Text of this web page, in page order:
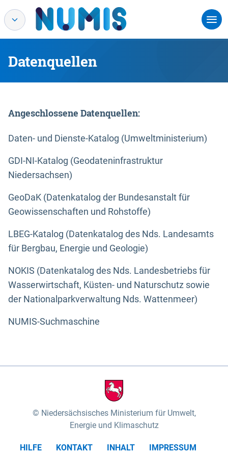
Datenquellen
Angeschlossene Datenquellen:
Daten- und Dienste-Katalog (Umweltministerium)
GDI-NI-Katalog (Geodateninfrastruktur
Niedersachsen)
GeoDaK (Datenkatalog der Bundesanstalt für
Geowissenschaften und Rohstoffe)
LBEG-Katalog (Datenkatalog des Nds. Landesamts
für Bergbau, Energie und Geologie)
NOKIS (Datenkatalog des Nds. Landesbetriebs für
Wasserwirtschaft, Küsten- und Naturschutz sowie
der Nationalparkverwaltung Nds. Wattenmeer)
NUMIS-Suchmaschine
Niedersächsisches Ministerium für Umwelt,
Energie und Klimaschutz
HILFE KONTAKT INHALT
IMPRESSUM